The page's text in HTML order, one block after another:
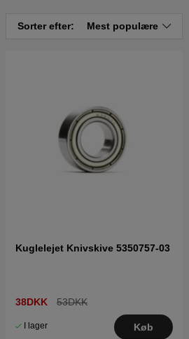
Sorter efter: Mest populære
Kuglelejet Knivskive 5350757-03
38DKK 53DKK
I lager Køb